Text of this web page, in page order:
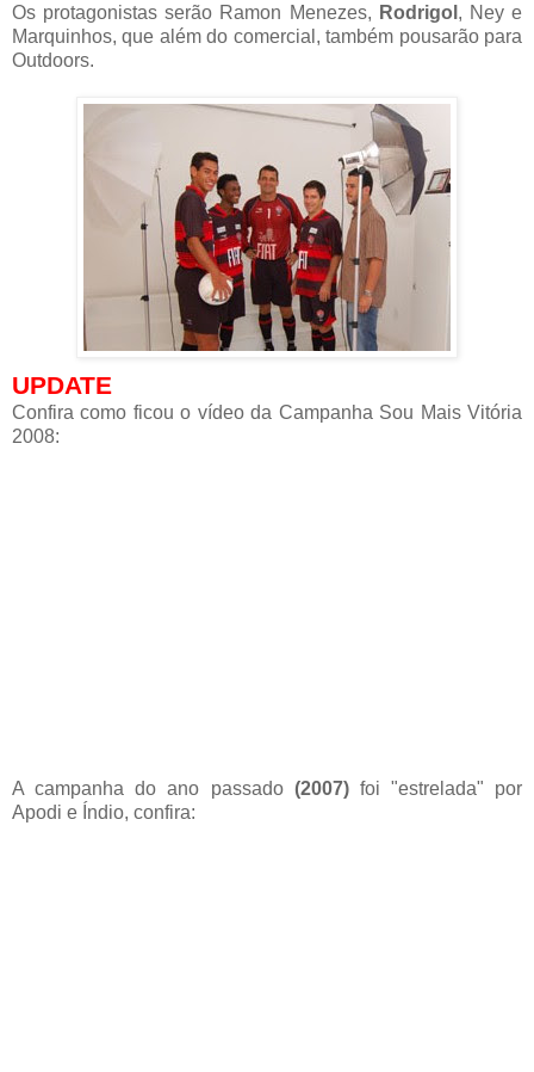
Os protagonistas serão Ramon Menezes, Rodrigol , Ney e
Marquinhos, que além do comercial, também pousarão para
Outdoors.
UPDATE
Confira como ficou o vídeo da Campanha Sou Mais Vitória
2008:
A campanha do ano passado (2007)foi "estrelada" por
Apodi e Índio, confira: